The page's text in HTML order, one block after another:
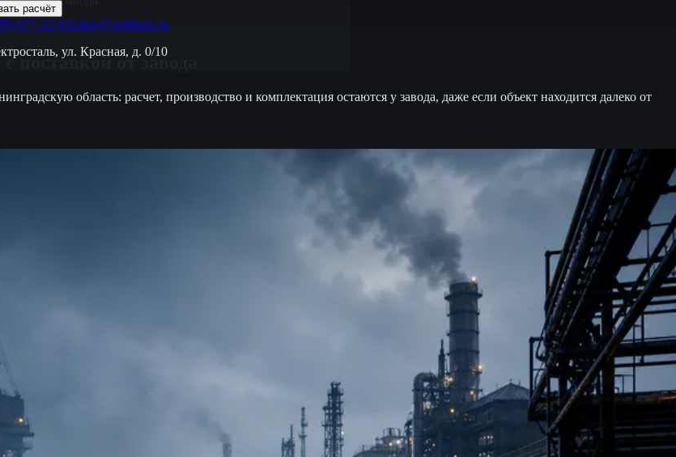
расчёт
677-22-93zakaz@coldman.ru
ул. Красная, д. 0/10
от завода
область: расчет, производство и комплектация остаются у завода, даже если объект находится далеко от